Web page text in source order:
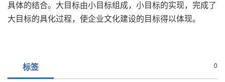
具体的结合。大目标由小目标组成，小目标的实现，完成了
大目标的具化过程，使企业文化建设的目标得以体现。
标签 0